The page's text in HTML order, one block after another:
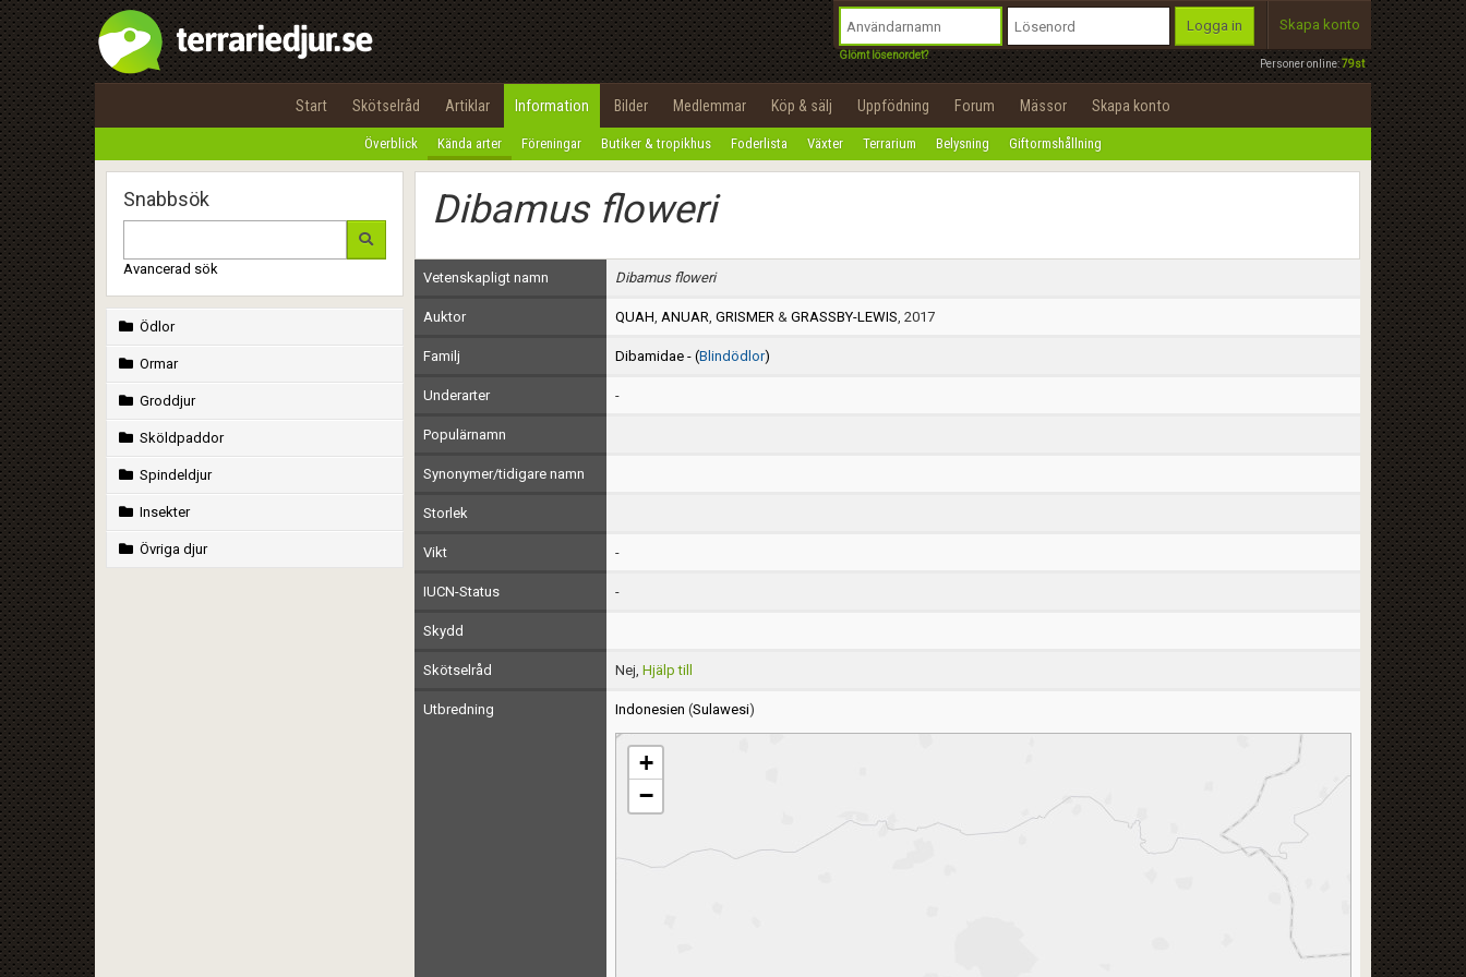
Personer online:79st
Logga in
Glömt lösenordet?
Skapa konto
Start Skötselråd Artiklar Information Bilder Medlemmar Köp & sälj Uppfödning Forum Mässor Skapa konto
Överblick Kända arter Föreningar Butiker & tropikhus Foderlista Växter Terrarium Belysning Giftormshållning
Snabbsök
Avancerad sök
Ödlor
Ormar
Groddjur
Sköldpaddor
Spindeldjur
Insekter
Övriga djur
Dibamus floweri
Vetenskapligt namn Dibamus floweri
Auktor QUAH, ANUAR, GRISMER& GRASSBY-LEWIS, 2017
Familj Dibamidae - (Blindödlor)
Underarter -
Populärnamn
Synonymer/tidigare namn
Storlek
Vikt -
IUCN-Status -
Skydd
Skötselråd Nej, Hjälp till
Utbredning Indonesien (Sulawesi)
+
−
Utför
100%
OK
integritetspolicy
Namn:
Epost:
Användarnamn:
Lösenord:
Privacy Policy
Terms of Service
Begär nytt lösenord
Tillbaka till förstasidan